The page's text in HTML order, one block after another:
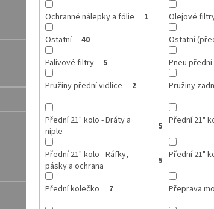
Ochranné nálepky a fólie 1 Olejové
Ostatní 40 Ostatní
Palivové filtry 5 Pneu přední
Pružiny přední vidlice 2 Pružiny
Přední 21" kolo - Dráty a
niple
5 Přední 21"
Přední 21" kolo - Ráfky,
pásky a ochrana
5 Přední 21"
Přední kolečko 7 Přeprava